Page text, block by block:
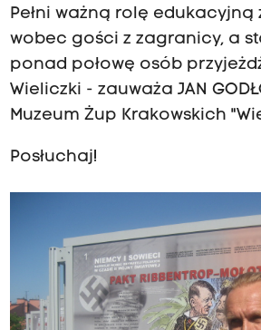
Pełni ważną rolę edukacyjną
wobec gości z zagranicy, a
ponad połowę osób
Wieliczki - zauważa JAN
Muzeum Żup Krakowskich
Posłuchaj!